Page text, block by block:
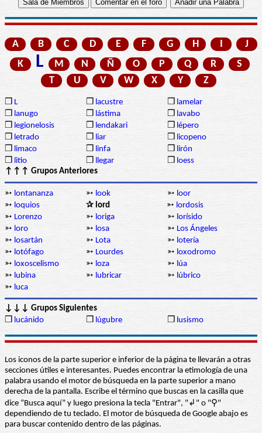
A B C D E F G H I
J
K
L M N Ñ O P Q R
S
T
U V W X Y Z
❒ L ❒ lacustre ❒ lamelar
❒ lanugo ❒ lástima ❒ lavabo
❒ legionelosis ❒ lendakari ❒ lépero
❒ letrado ❒ liar ❒ licopeno
❒ limaco ❒ linfa ❒ lirón
❒ litio ❒ llegar ❒ loess
↑↑↑ Grupos Anteriores
➳ lontananza ➳ look ➳ loor
➳ loquios ✰ lord ➳ lordosis
➳ Lorenzo ➳ loriga ➳ lorísido
➳ loro ➳ losa ➳ Los Ángeles
➳ losartán ➳ Lota ➳ lotería
➳ lotófago ➳ Lourdes ➳ loxodromo
➳ loxoscelismo ➳ loza ➳ lúa
➳ lubina ➳ lubricar ➳ lúbrico
➳ luca
↓↓↓ Grupos Siguientes
❒ lucánido ❒ lúgubre ❒ lusismo
Los iconos de la parte superior e inferior de la página te llevarán a otras
secciones útiles e interesantes. Puedes encontrar la etimología de una
palabra usando el motor de búsqueda en la parte superior a mano
derecha de la pantalla. Escribe el término que buscas en la casilla que
dice “Busca aquí” y luego presiona la tecla "Entrar", "↲" o "⚲"
dependiendo de tu teclado. El motor de búsqueda de Google abajo es
para buscar contenido dentro de las páginas.